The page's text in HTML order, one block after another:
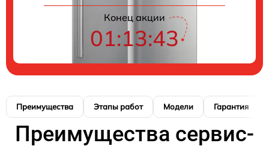
Конец акции
01:13:42
Преимущества Этапы работ Модели Гарантия
Преимущества сервис-